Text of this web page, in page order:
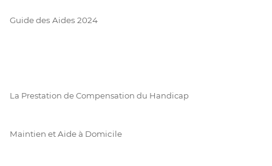
Guide des Aides 2024
La Prestation de Compensation du Handicap
Maintien et Aide à Domicile